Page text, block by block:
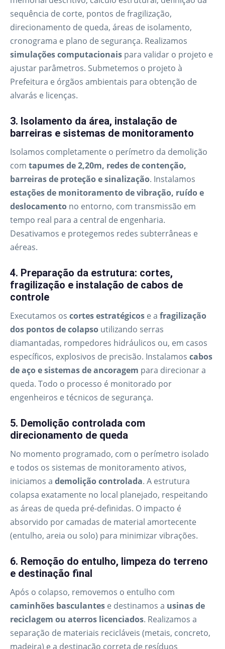
sequência de corte, pontos de fragilização,
direcionamento de queda, áreas de isolamento,
cronograma e plano de segurança. Realizamos
simulações computacionais para validar o projeto e
ajustar parâmetros. Submetemos o projeto à
Prefeitura e órgãos ambientais para obtenção de
alvarás e licenças.
3. Isolamento da área, instalação de
barreiras e sistemas de monitoramento
Isolamos completamente o perímetro da demolição
com tapumes de 2,20m, redes de contenção,
barreiras de proteção e sinalização. Instalamos
estações de monitoramento de vibração, ruído e
deslocamento no entorno, com transmissão em
tempo real para a central de engenharia.
Desativamos e protegemos redes subterrâneas e
aéreas.
4. Preparação da estrutura: cortes,
fragilização e instalação de cabos de
controle
Executamos os cortes estratégicos e a fragilização
dos pontos de colapso utilizando serras
diamantadas, rompedores hidráulicos ou, em casos
específicos, explosivos de precisão. Instalamos cabos
de aço e sistemas de ancoragem para direcionar a
queda. Todo o processo é monitorado por
engenheiros e técnicos de segurança.
5. Demolição controlada com
direcionamento de queda
No momento programado, com o perímetro isolado
e todos os sistemas de monitoramento ativos,
iniciamos a demolição controlada. A estrutura
colapsa exatamente no local planejado, respeitando
as áreas de queda pré-definidas. O impacto é
absorvido por camadas de material amortecente
(entulho, areia ou solo) para minimizar vibrações.
6. Remoção do entulho, limpeza do terreno
e destinação final
Após o colapso, removemos o entulho com
caminhões basculantes e destinamos a usinas de
reciclagem ou aterros licenciados. Realizamos a
separação de materiais recicláveis (metais, concreto,
madeira) e a destinação correta de resíduos